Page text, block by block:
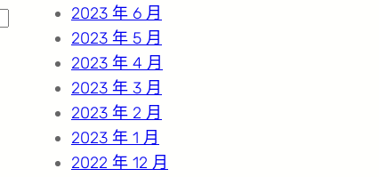
2023 年 6 月
2023 年 5 月
2023 年 4 月
2023 年 3 月
2023 年 2 月
2023 年 1 月
2022 年 12 月